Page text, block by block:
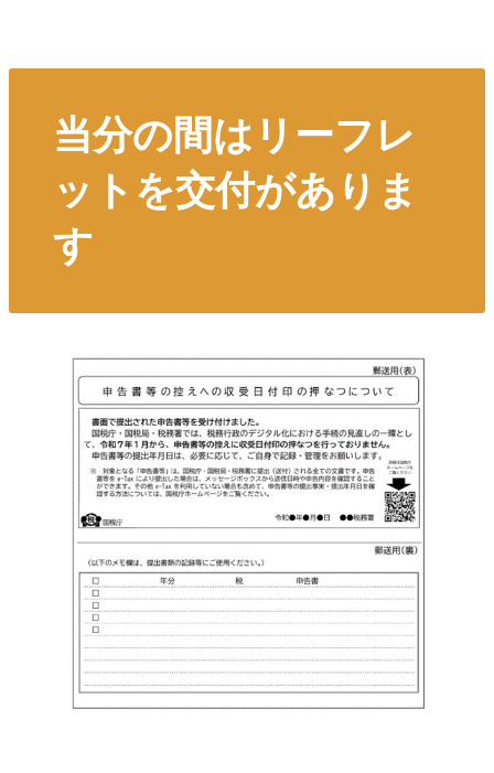
当分の間はリーフレ
ットを交付がありま
す